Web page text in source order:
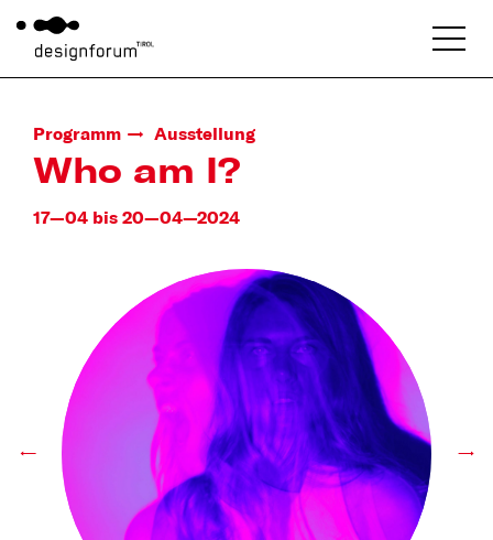
Programm Ausstellung
Who am I?
17—04 bis 20—04—2024
← →